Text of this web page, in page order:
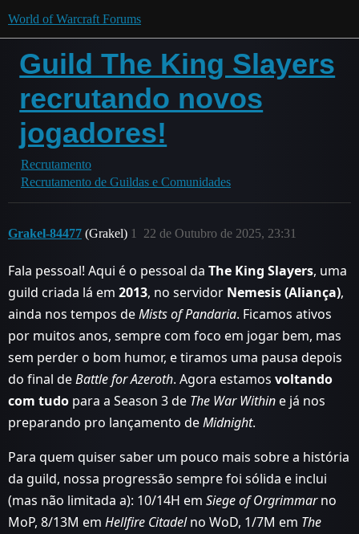
World of Warcraft Forums
Guild The King Slayers
recrutando novos
jogadores!
Recrutamento
Recrutamento de Guildas e Comunidades
Grakel-84477 (Grakel) 22 de Outubro de 2025, 23:31
1
Fala pessoal! Aqui é o pessoal da The King Slayers, uma
guild criada lá em 2013, no servidor Nemesis (Aliança),
ainda nos tempos deMists of Pandaria. Ficamos ativos
por muitos anos, sempre com foco em jogar bem, mas
sem perder o bom humor, e tiramos uma pausa depois
do final deBattle for Azeroth. Agora estamos voltando
com tudo para a Season 3 de The War Within e já nos
preparando pro lançamento deMidnight.
Para quem quiser saber um pouco mais sobre a história
da guild, nossa progressão sempre foi sólida e inclui
(mas não limitada a): 10/14H em Siege of Orgrimmarno
MoP, 8/13M em Hellfire Citadelno WoD, 1/7M em The